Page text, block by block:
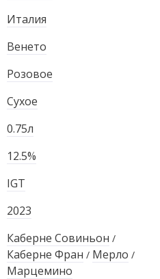
Италия
Венето
Розовое
Сухое
0.75л
12.5%
IGT
2023
Каберне Совиньон /
Каберне Фран / Мерло /
Марцемино